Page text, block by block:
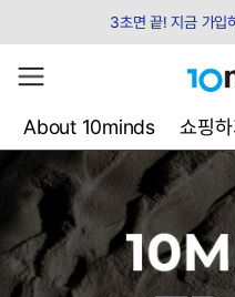
3초면 끝! 지금 가입
About 10minds 쇼핑하